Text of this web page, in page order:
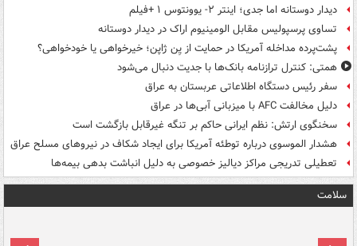
دیدار دوستانه اما جدی؛ اینتر ۲- یوونتوس ۱ +فیلم
تساوی پرسپولیس مقابل الومینیوم اراک در دیدار دوستانه
پشت‌پرده مداخله آمریکا در حمایت از یِن ژاپن؛ خیرخواهی یا خودخواهی؟
همتی: کنترل ترازنامه بانک‌ها با جدیت دنبال می‌شود
سفر رئیس دستگاه اطلاعاتی عربستان به عراق
دلیل مخالفت AFC با میزبانی آبی‌ها در عراق
سخنگوی ارتش: نظم ایرانی حاکم بر تنگه غیرقابل بازگشت است
هشدار الموسوی درباره توطئه آمریکا برای ایجاد شکاف در نیروهای مسلح عراق
تعطیلی تدریجی مراکز دیالیز خصوصی به دلیل انباشت بدهی بیمه‌ها
سلامت